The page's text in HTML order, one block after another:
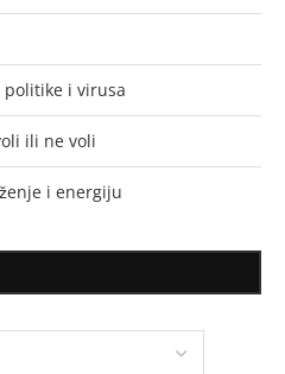
politike i virusa
ili ne voli
i energiju